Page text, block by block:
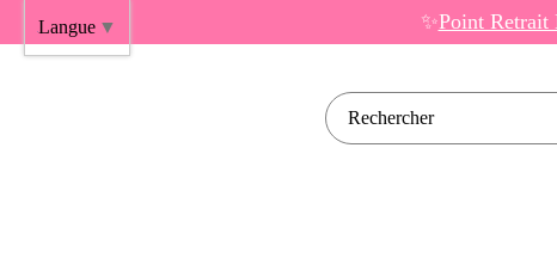
✨Point Retrait
Rechercher sur le
Langue ▼